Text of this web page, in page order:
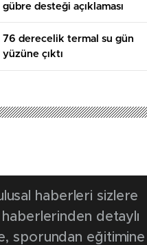
gübre desteği açıklaması
76 derecelik termal su gün
yüzüne çıktı